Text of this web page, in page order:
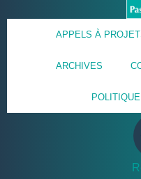
APPELS À
ARCHIVES